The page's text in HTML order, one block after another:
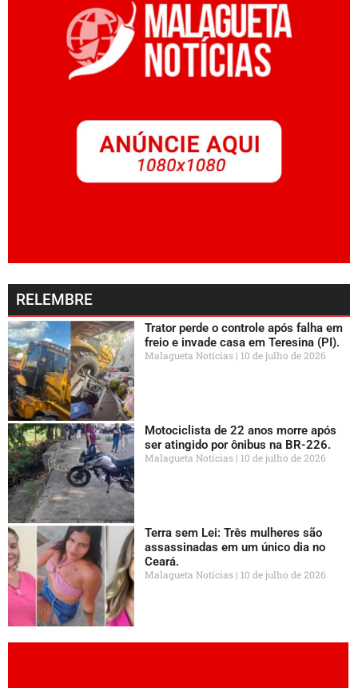
RELEMBRE
Trator perde o controle após falha em
freio e invade casa em Teresina (PI).
Malagueta Notícias 10 de julho de 2026
Motociclista de 22 anos morre após
ser atingido por ônibus na BR-226.
Malagueta Notícias 10 de julho de 2026
Terra sem Lei: Três mulheres são
assassinadas em um único dia no
Ceará.
Malagueta Notícias 10 de julho de 2026